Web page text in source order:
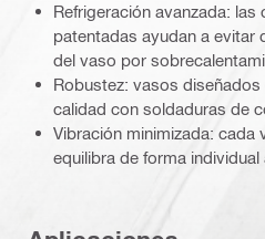
Refrigeración avanzada:
patentadas ayudan a evitar
del vaso por
Robustez: vasos
calidad con soldaduras de
Vibración minimizada: cada
equilibra de forma